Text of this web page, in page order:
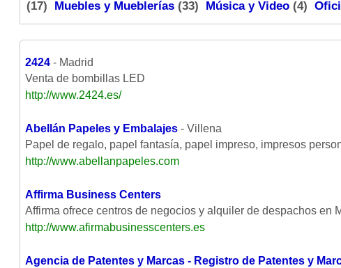
(17) Muebles y Mueblerías(33) Música y Video(4)
2424- Madrid
Venta de bombillas LED
http://www.2424.es/
Abellán Papeles y Embalajes- Villena
Papel de regalo, papel fantasía, papel impreso, impresos
http://www.abellanpapeles.com
Affirma Business Centers
Affirma ofrece centros de negocios y alquiler de despachos
http://www.afirmabusinesscenters.es
Agencia de Patentes y Marcas - Registro de Patentes y